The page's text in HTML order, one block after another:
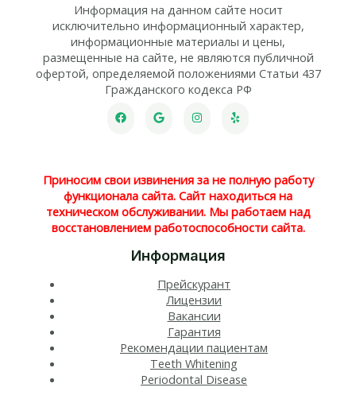
Информация на данном сайте носит
исключительно информационный характер,
информационные материалы и цены,
размещенные на сайте, не являются публичной
офертой, определяемой положениями Статьи 437
Гражданского кодекса РФ
Приносим свои извинения за не полную работу
функционала сайта. Сайт находиться на
техническом обслуживании. Мы работаем над
восстановлением работоспособности сайта.
Информация
Прейскурант
Лицензии
Вакансии
Гарантия
Рекомендации пациентам
Teeth Whitening​
Periodontal Disease​